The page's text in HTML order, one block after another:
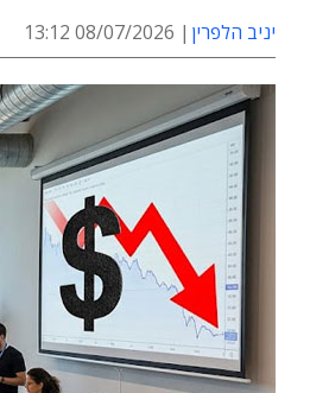
יניב הלפרין 08/07/2026 13:12